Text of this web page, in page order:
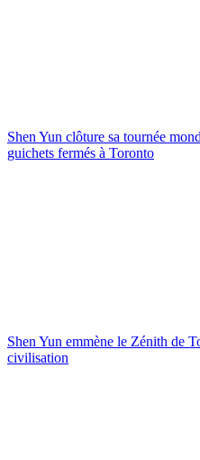
Shen Yun clôture sa tournée
guichets fermés à Toronto
Shen Yun emmène le Zénith de
civilisation